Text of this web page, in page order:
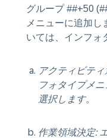
グループ ##+50
メニューに追加し
いては、インフォ
アクティビテ
フォタイプメ
選択します。
作業領域決定: